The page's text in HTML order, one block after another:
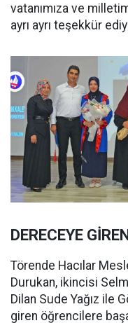
vatanımıza ve
ayrı ayrı teşekkür
DERECEYE
Törende Hacılar
Durukan, ikincisi
Dilan Sude Yağız ile
giren öğrencilere